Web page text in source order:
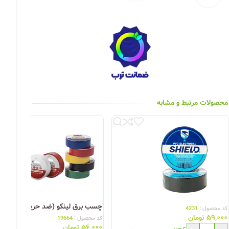
چراغ سقفی (هالوژن)
محصولات مرتبط و مشابه
کد محصول : 4231
۵۹,۰۰۰تومان
چسب برق لینکو (ضد حریق)
کد محصول : 19664